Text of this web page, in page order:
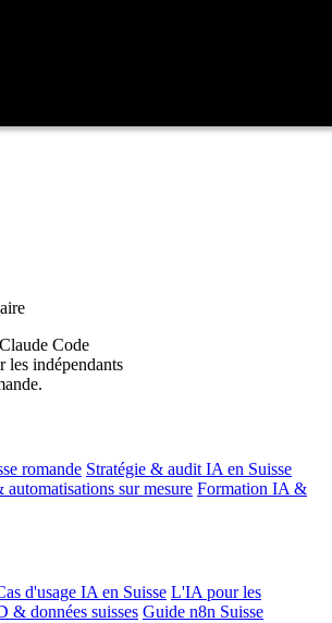
Code
les indépendants
romande Stratégie & audit IA en Suisse
sur mesure Formation IA &
d'usage IA en Suisse L'IA pour les
& données suisses Guide n8n Suisse